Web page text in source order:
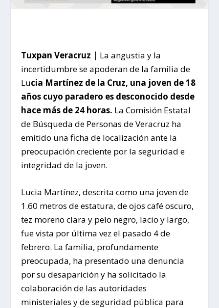
Tuxpan Veracruz | La angustia y la
incertidumbre se apoderan de la familia de
Lucia Martínez de la Cruz, una joven de 18
años cuyo paradero es desconocido desde
hace más de 24 horas. La Comisión Estatal
de Búsqueda de Personas de Veracruz ha
emitido una ficha de localización ante la
preocupación creciente por la seguridad e
integridad de la joven.
Lucia Martínez, descrita como una joven de
1.60 metros de estatura, de ojos café oscuro,
tez moreno clara y pelo negro, lacio y largo,
fue vista por última vez el pasado 4 de
febrero. La familia, profundamente
preocupada, ha presentado una denuncia
por su desaparición y ha solicitado la
colaboración de las autoridades
ministeriales y de seguridad pública para